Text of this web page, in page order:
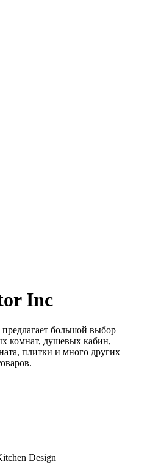
Inc
большой выбор
комнат, душевых кабин,
плитки и много других
Design